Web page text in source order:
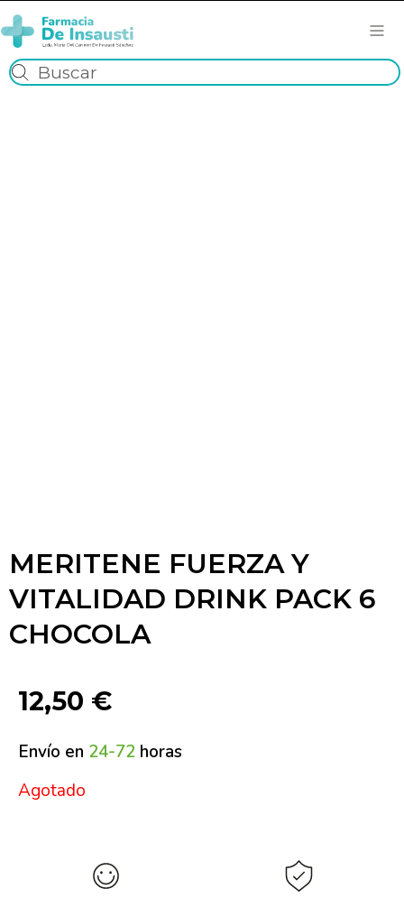
MERITENE FUERZA Y
VITALIDAD DRINK PACK 6
CHOCOLA
12,50 €
Envío en 24-72 horas
Agotado